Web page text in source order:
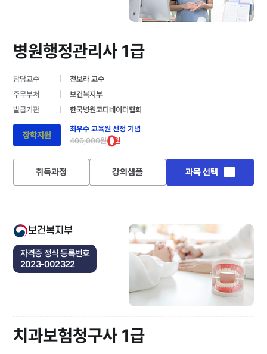
병원행정관리사 1급
담당교수
천보라 교수
주무부처
보건복지부
발급기관
한국병원코디네이터협회
장학지원
최우수 교육원 선정 기념
400,000원0원
취득과정 강의샘플 과목 선택
보건복지부
자격증 정식 등록번호
2023-002322
치과보험청구사 1급